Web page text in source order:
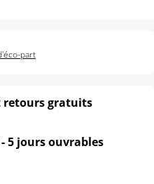
part
retours gratuits
5 jours ouvrables